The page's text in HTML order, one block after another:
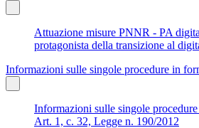
Attuazione misure PNNR - PA
protagonista della transizione al
Informazioni sulle singole procedure in
Informazioni sulle singole
Art. 1, c. 32, Legge n. 190/2012